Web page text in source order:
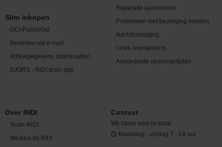
Slim inkopen
OCI-PunchOut
Bestellen via e-mail
Artikelgegevens downloaden
SJORS - INDI scan app
Reparatie aanmelden
Problemen met bezorging melden
Nachtbezorging
Links leveranciers
Aangepaste openingstijden
Over INDI
Team INDI
Werken bij INDI
Contact
Wij staan voor je klaar.
Maandag - vrijdag 7 - 18 uur